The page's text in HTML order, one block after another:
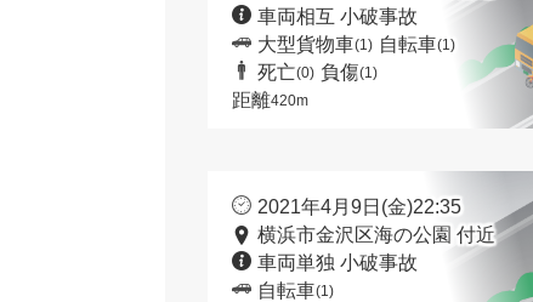
車両相互 小破事故
大型貨物車(1) 自転車(1)
死亡(0) 負傷(1)
距離420m
2021年4月9日(金)22:35
横浜市金沢区海の公園 付近
車両単独 小破事故
自転車(1)